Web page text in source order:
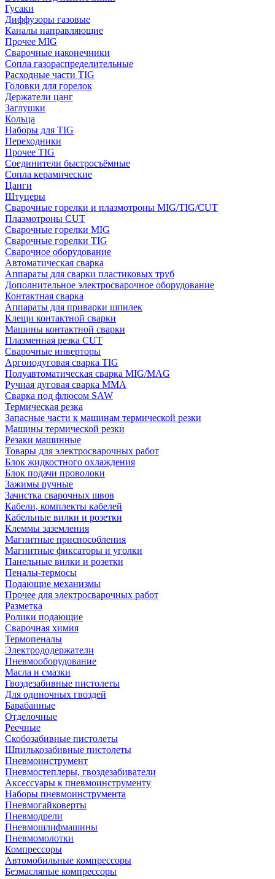
Гусаки
Диффузоры газовые
Каналы направляющие
Прочее MIG
Сварочные наконечники
Сопла газораспределительные
Расходные части TIG
Головки для горелок
Держатели цанг
Заглушки
Кольца
Наборы для TIG
Переходники
Прочее TIG
Соединители быстросъёмные
Сопла керамические
Цанги
Штуцеры
Сварочные горелки и плазмотроны MIG/TIG/CUT
Плазмотроны CUT
Сварочные горелки MIG
Сварочные горелки TIG
Сварочное оборудование
Автоматическая сварка
Аппараты для сварки пластиковых труб
Дополнительное электросварочное оборудование
Контактная сварка
Аппараты для приварки шпилек
Клещи контактной сварки
Машины контактной сварки
Плазменная резка CUT
Сварочные инверторы
Аргонодуговая сварка TIG
Полуавтоматическая сварка MIG/MAG
Ручная дуговая сварка MMA
Сварка под флюсом SAW
Термическая резка
Запасные части к машинам термической резки
Машины термической резки
Резаки машинные
Товары для электросварочных работ
Блок жидкостного охлаждения
Блок подачи проволоки
Зажимы ручные
Зачистка сварочных швов
Кабели, комплекты кабелей
Кабельные вилки и розетки
Клеммы заземления
Магнитные приспособления
Магнитные фиксаторы и уголки
Панельные вилки и розетки
Пеналы-термосы
Подающие механизмы
Прочее для электросварочных работ
Разметка
Ролики подающие
Сварочная химия
Термопеналы
Электрододержатели
Пневмооборудование
Масла и смазки
Гвоздезабивные пистолеты
Для одиночных гвоздей
Барабанные
Отделочные
Реечные
Скобозабивные пистолеты
Шпилькозабивные пистолеты
Пневмоинструмент
Пневмостеплеры, гвоздезабиватели
Аксессуары к пневмоинструменту
Наборы пневмоинструмента
Пневмогайковерты
Пневмодрели
Пневмошлифмашины
Пневмомолотки
Компрессоры
Автомобильные компрессоры
Безмасляные компрессоры